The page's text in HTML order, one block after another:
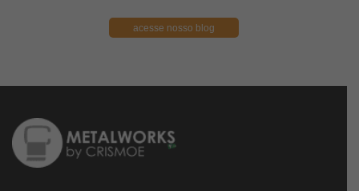
acesse nosso blog